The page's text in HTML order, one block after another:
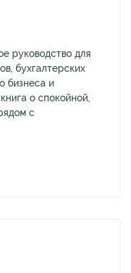
руководство для
бухгалтерских
бизнеса и
о спокойной,
с